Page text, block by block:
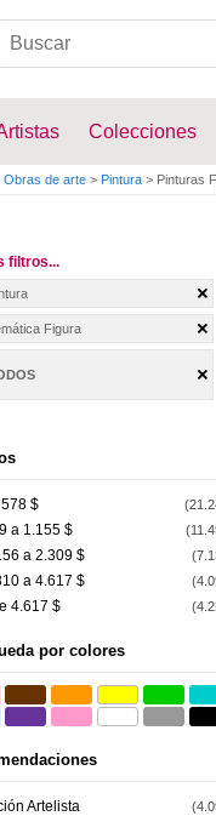
Colecciones
Obras de arte > Pintura > Pinturas
filtros...
Figura
$
a 1.155 $
a 2.309 $
a 4.617 $
4.617 $
por colores
Artelista